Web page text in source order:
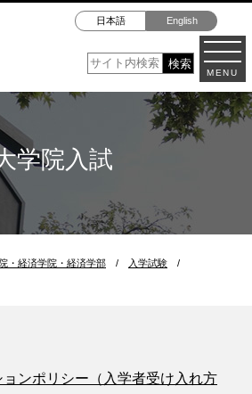
MENU
日本語 English
学院入試
・経済学院・経済学部 / 入学試験 /
ョンポリシー（入学者受け入れ方